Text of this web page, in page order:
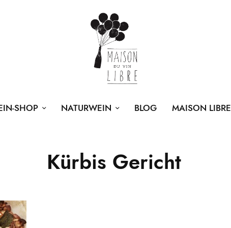
SHOP NATURWEIN BLOG MAISON LIBRE
Kürbis Gericht